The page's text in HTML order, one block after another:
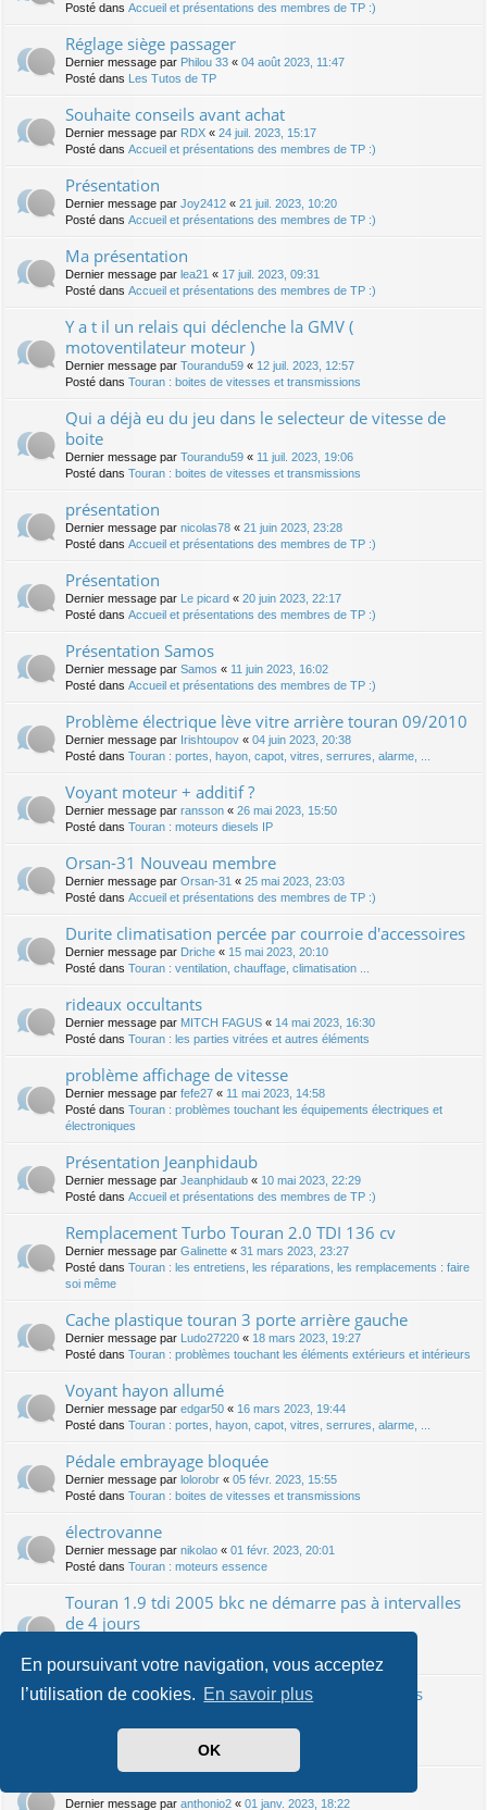
En poursuivant votre navigation, vous acceptez
l’utilisation de cookies. En savoir plus
OK
Posté dans Accueil et présentations des membres de TP :)
Réglage siège passager
Dernier message par Philou 33 « 04 août 2023, 11:47
Posté dans Les Tutos de TP
Souhaite conseils avant achat
Dernier message par RDX « 24 juil. 2023, 15:17
Posté dans Accueil et présentations des membres de TP :)
Présentation
Dernier message par Joy2412 « 21 juil. 2023, 10:20
Posté dans Accueil et présentations des membres de TP :)
Ma présentation
Dernier message par lea21 « 17 juil. 2023, 09:31
Posté dans Accueil et présentations des membres de TP :)
Y a t il un relais qui déclenche la GMV (
motoventilateur moteur )
Dernier message par Tourandu59 « 12 juil. 2023, 12:57
Posté dans Touran : boites de vitesses et transmissions
Qui a déjà eu du jeu dans le selecteur de vitesse de
boite
Dernier message par Tourandu59 « 11 juil. 2023, 19:06
Posté dans Touran : boites de vitesses et transmissions
présentation
Dernier message par nicolas78 « 21 juin 2023, 23:28
Posté dans Accueil et présentations des membres de TP :)
Présentation
Dernier message par Le picard « 20 juin 2023, 22:17
Posté dans Accueil et présentations des membres de TP :)
Présentation Samos
Dernier message par Samos « 11 juin 2023, 16:02
Posté dans Accueil et présentations des membres de TP :)
Problème électrique lève vitre arrière touran 09/2010
Dernier message par Irishtoupov « 04 juin 2023, 20:38
Posté dans Touran : portes, hayon, capot, vitres, serrures, alarme, ...
Voyant moteur + additif ?
Dernier message par ransson « 26 mai 2023, 15:50
Posté dans Touran : moteurs diesels IP
Orsan-31 Nouveau membre
Dernier message par Orsan-31 « 25 mai 2023, 23:03
Posté dans Accueil et présentations des membres de TP :)
Durite climatisation percée par courroie d'accessoires
Dernier message par Driche « 15 mai 2023, 20:10
Posté dans Touran : ventilation, chauffage, climatisation ...
rideaux occultants
Dernier message par MITCH FAGUS « 14 mai 2023, 16:30
Posté dans Touran : les parties vitrées et autres éléments
problème affichage de vitesse
Dernier message par fefe27 « 11 mai 2023, 14:58
Posté dans Touran : problèmes touchant les équipements électriques et
électroniques
Présentation Jeanphidaub
Dernier message par Jeanphidaub « 10 mai 2023, 22:29
Posté dans Accueil et présentations des membres de TP :)
Remplacement Turbo Touran 2.0 TDI 136 cv
Dernier message par Galinette « 31 mars 2023, 23:27
Posté dans Touran : les entretiens, les réparations, les remplacements : faire
soi même
Cache plastique touran 3 porte arrière gauche
Dernier message par Ludo27220 « 18 mars 2023, 19:27
Posté dans Touran : problèmes touchant les éléments extérieurs et intérieurs
Voyant hayon allumé
Dernier message par edgar50 « 16 mars 2023, 19:44
Posté dans Touran : portes, hayon, capot, vitres, serrures, alarme, ...
Pédale embrayage bloquée
Dernier message par lolorobr « 05 févr. 2023, 15:55
Posté dans Touran : boites de vitesses et transmissions
électrovanne
Dernier message par nikolao « 01 févr. 2023, 20:01
Posté dans Touran : moteurs essence
Touran 1.9 tdi 2005 bkc ne démarre pas à intervalles
de 4 jours
Posté dans
Touran : moteurs diesels IP
Pulseur en marche mais pas d'arrivée d'air dans
Dernier message parsamy«25 janv. 2023, 09:54
Touran : ventilation, chauffage, climatisation ...
Dernier message par anthonio2 « 01 janv. 2023, 18:22